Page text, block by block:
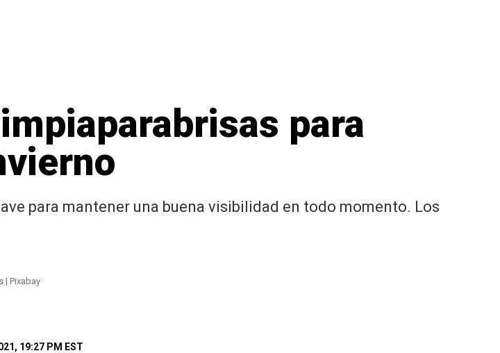
para
para mantener una buena visibilidad en todo momento. Los
| Pixabay
19:27 PM EST